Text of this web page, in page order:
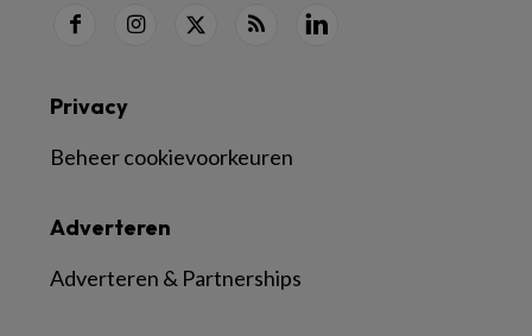
Adverteren
Adverteren & Partnerships
Privacy
Beheer cookievoorkeuren